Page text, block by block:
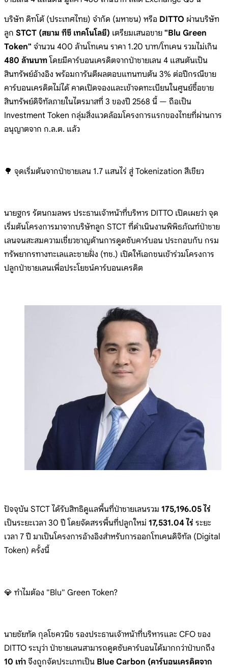
บริษัท ดิทโต้ (ประเทศไทย) จำกัด (มหาชน) หรือ DITTO ผ่านบริษัท
ลูก STCT (สยาม ทีซี เทคโนโลยี) เตรียมเสนอขาย "Blu Green
Token" จำนวน 400 ล้านโทเคน ราคา 1.20 บาท/โทเคน รวมไม่เกิน
480 ล้านบาทโดยมีคาร์บอนเครดิตจากป่าชายเลน 4 แสนตันเป็น
สินทรัพย์อ้างอิง พร้อมการันตีผลตอบแทนทบต้น 3% ต่อปีกรณีขาย
คาร์บอนเครดิตไม่ได้ คาดเปิดจองและเข้าจดทะเบียนในศูนย์ซื้อขาย
สินทรัพย์ดิจิทัลภายในไตรมาสที่ 3 ของปี 2568 นี้ — ถือเป็น
Investment Token กลุ่มสิ่งแวดล้อมโครงการแรกของไทยที่ผ่านการ
อนุญาตจาก ก.ล.ต. แล้ว
🌳 จุดเริ่มต้นจากป่าชายเลน 1.7 แสนไร่ สู่ Tokenization สีเขียว
นายฐกร รัตนกมลพร ประธานเจ้าหน้าที่บริหาร DITTO เปิดเผยว่า จุด
เริ่มต้นโครงการมาจากบริษัทลูก STCT ที่ดำเนินงานพิพิธภัณฑ์ป่าชาย
เลนจนสะสมความเชี่ยวชาญด้านการดูดซับคาร์บอน ประกอบกับ กรม
ทรัพยากรทางทะเลและชายฝั่ง (ทช.) เปิดให้เอกชนเข้าร่วมโครงการ
ปลูกป่าชายเลนเพื่อประโยชน์คาร์บอนเครดิต
ปัจจุบัน STCT ได้รับสิทธิดูแลพื้นที่ป่าชายเลนรวม 175,196.05 ไร่
เป็นระยะเวลา 30 ปี โดยจัดสรรพื้นที่ปลูกใหม่ 17,531.04 ไร่ ระยะ
เวลา 7 ปี มาเป็นโครงการอ้างอิงสำหรับการออกโทเคนดิจิทัล (Digital
Token) ครั้งนี้
💎 ทำไมต้อง "Blu" Green Token?
นายชัยทัด กุลโชควนิช รองประธานเจ้าหน้าที่บริหารและ CFO ของ
DITTO ระบุว่า ป่าชายเลนสามารถดูดซับคาร์บอนได้มากกว่าป่าบกถึง
10 เท่า จึงถูกจัดประเภทเป็น Blue Carbon (คาร์บอนเครดิตจาก